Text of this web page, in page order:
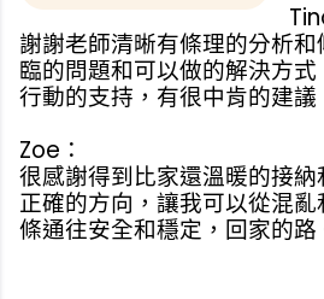
謝謝老師清晰有條理的分析
臨的問題和可以做的解決方
行動的支持，有很中肯的建議
Zoe：
很感謝得到比家還溫暖的接
正確的方向，讓我可以從混
條通往安全和穩定，回家的路